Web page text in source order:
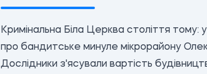
Кримінальна Біла Церква століття тому:
про бандитське минуле мікрорайону
Дослідники з'ясували вартість